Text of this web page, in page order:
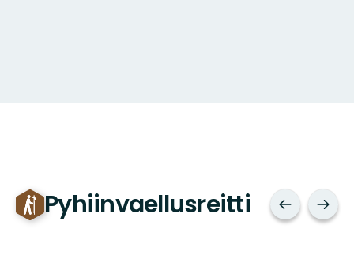
Pyhiinvaellusreitti